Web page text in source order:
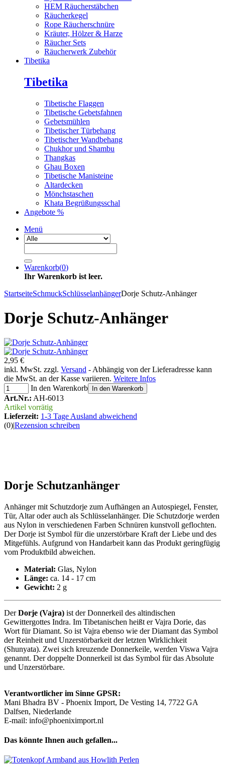
HEM Räucherstäbchen
Räucherkegel
Rope Räucherschnüre
Kräuter, Hölzer & Harze
Räucher Sets
Räucherwerk Zubehör
Tibetika
Tibetika
Tibetische Flaggen
Tibetische Gebetsfahnen
Gebetsmühlen
Tibetischer Türbehang
Tibetischer Wandbehang
Chukhor und Shambu
Thangkas
Ghau Boxen
Tibetische Manisteine
Altardecken
Mönchstaschen
Khata Begrüßungsschal
Angebote %
Menü
Warenkorb(0)
Ihr Warenkorb ist leer.
StartseiteSchmuckSchlüsselanhängerDorje Schutz-Anhänger
Dorje Schutz-Anhänger
2,95 €
inkl. MwSt. zzgl. Versand - Abhängig von der Lieferadresse kann
die MwSt. an der Kasse variieren. Weitere Infos
In den Warenkorb
In den Warenkorb
Art.Nr.: AH-6013
Artikel vorrätig
Lieferzeit: 1-3 Tage Ausland abweichend
(0)|Rezension schreiben
Dorje Schutzanhänger
Anhänger mit Schutzdorje zum Aufhängen an Autospiegel, Fenster,
Tür, Altar oder auch als Schlüsselanhänger. Die Schutzdorje werden
aus Nylon in verschiedenen Farben Schnüren kunstvoll geflochten.
Der Dorje ist Symbol für die unzerstörbare Kraft der Liebe und des
Mitgefühls. Aufgrund von Handarbeit kann das Produkt geringfügig
vom Produktbild abweichen.
Material: Glas, Nylon
Länge: ca. 14 - 17 cm
Gewicht: 2 g
DerDorje (Vajra) ist der Donnerkeil des altindischen
Gewittergottes Indra. Im Tibetanischen heißt er Vajra Dorie, das
Wort für Diamant. So ist Vajra ebenso wie der Diamant das Symbol
der Reinheit und Unzerstörbarkeit der letzten Wirklichkeit
(Shunyata). Zwei sich kreuzende Donnerkeile, werden Viswa Vajra
genannt. Der doppelte Donnerkeil ist das Symbol für das Absolute
und Unzerstörbare.
Verantwortlicher im Sinne GPSR:
Mani Bhadra BV - Phoenix Import, De Vesting 14, 7722 GA
Dalfsen, Niederlande
E-mail: info@phoeniximport.nl
Das könnte Ihnen auch gefallen...